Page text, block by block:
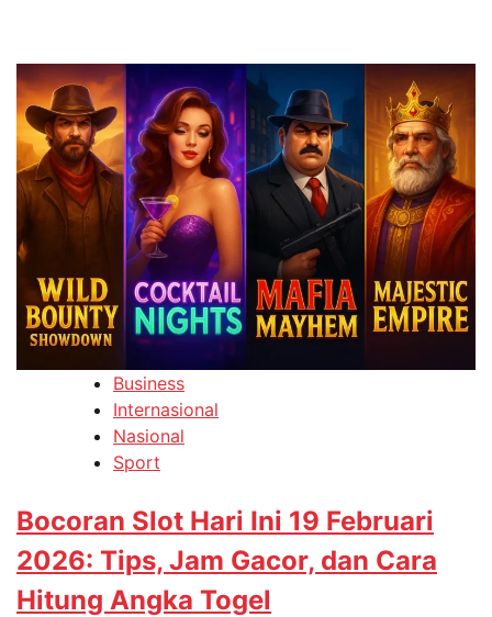
Business
Internasional
Nasional
Sport
Bocoran Slot Hari Ini 19 Februari
2026: Tips, Jam Gacor, dan Cara
Hitung Angka Togel